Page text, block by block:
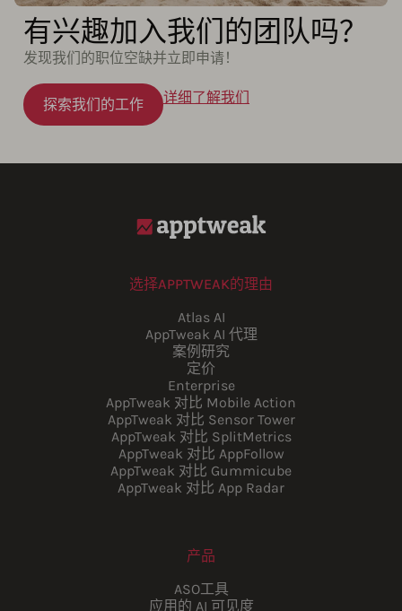
有兴趣加入我们的团队吗？
发现我们的职位空缺并立即申请！
探索我们的工作 详细了解我们
选择APPTWEAK的理由
Atlas AI
AppTweak AI 代理
案例研究
定价
Enterprise
AppTweak 对比 Mobile Action
AppTweak 对比 Sensor Tower
AppTweak 对比 SplitMetrics
AppTweak 对比 AppFollow
AppTweak 对比 Gummicube
AppTweak 对比 App Radar
产品
ASO工具
应用的 AI 可见度